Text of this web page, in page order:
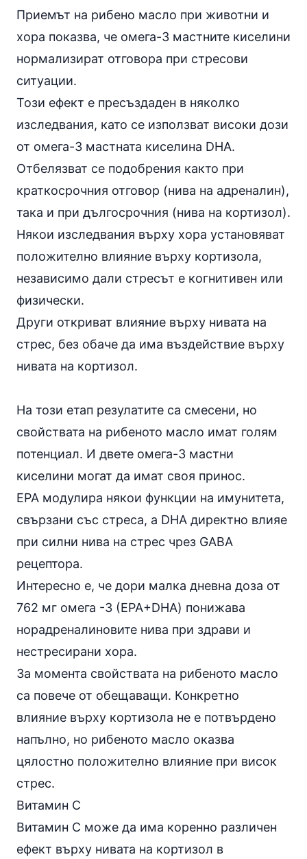
Приемът на рибено масло при животни и
хора показва, че омега-3 мастните киселини
нормализират отговора при стресови
ситуации.
Този ефект е пресъздаден в няколко
изследвания, като се използват високи дози
от омега-3 мастната киселина DHA.
Отбелязват се подобрения както при
краткосрочния отговор (нива на адреналин),
така и при дългосрочния (нива на кортизол).
Някои изследвания върху хора установяват
положително влияние върху кортизола,
независимо дали стресът е когнитивен или
физически.
Други откриват влияние върху нивата на
стрес, без обаче да има въздействие върху
нивата на кортизол.
На този етап резулатите са смесени, но
свойствата на рибеното масло имат голям
потенциал. И двете омега-3 мастни
киселини могат да имат своя принос.
EPA модулира някои функции на имунитета,
свързани със стреса, а DHA директно влияе
при силни нива на стрес чрез GABA
рецептора.
Интересно е, че дори малка дневна доза от
762 мг омега -3 (EPA+DHA) понижава
норадреналиновите нива при здрави и
нестресирани хора.
За момента свойствата на рибеното масло
са повече от обещаващи. Конкретно
влияние върху кортизола не е потвърдено
напълно, но рибеното масло оказва
цялостно положително влияние при висок
стрес.
Витамин C
Витамин C може да има коренно различен
ефект върху нивата на кортизол в